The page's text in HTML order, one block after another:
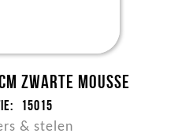
zwarte mousse
15015
& stelen